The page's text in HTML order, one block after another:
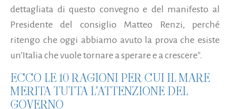
dettagliata di questo convegno e del manifesto al
Presidente del consiglio Matteo Renzi, perché
ritengo che oggi abbiamo avuto la prova che esiste
un’Italia che vuole tornare a sperare e a crescere".
ECCO LE 10 RAGIONI PER CUI IL MARE
MERITA TUTTA L'ATTENZIONE DEL
GOVERNO